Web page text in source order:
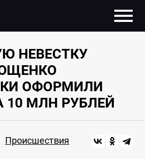
НЕВЕСТКУ
ОФОРМИЛИ
10 МЛН РУБЛЕЙ
Происшествия